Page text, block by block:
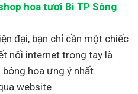
hoa tươi Bi TP Sông
đại, bạn chỉ cần một chiếc
nối internet trong tay là
hoa ưng ý nhất
website